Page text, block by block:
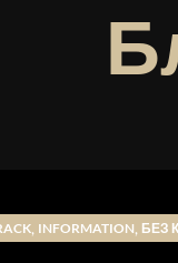
, INFORMATION, БЕЗ